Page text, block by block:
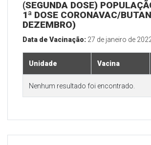
(SEGUNDA DOSE)
1ª DOSE CORONAVAC/
DEZEMBRO)
Data de Vacinação: 27 de janeiro de
Unidade Vacina
Nenhum resultado foi encontrado.